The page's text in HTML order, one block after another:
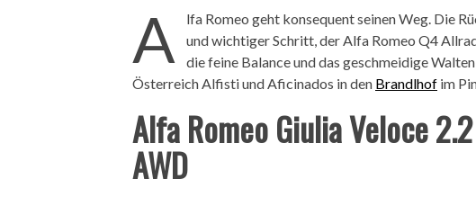
A
lfa Romeo geht konsequent seinen Weg. Die
und wichtiger Schritt, der Alfa Romeo Q4
die feine Balance und das geschmeidige
Österreich Alfisti und Aficinados in den Brandlhof im
Alfa Romeo Giulia Veloce
AWD